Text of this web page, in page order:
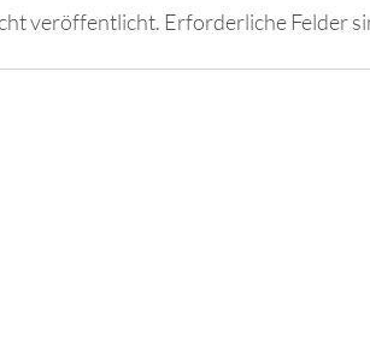
veröffentlicht. Erforderliche Felder